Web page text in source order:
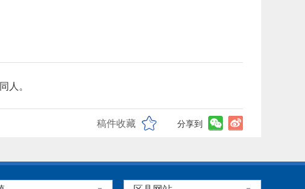
人。
稿件收藏 分享到